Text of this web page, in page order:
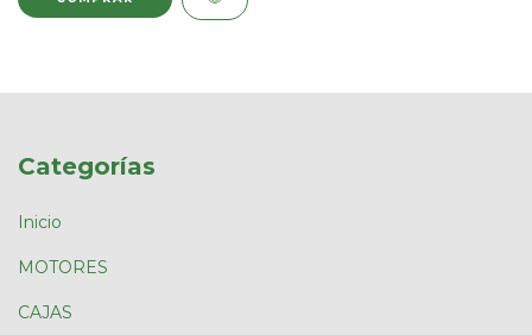
Categorías
Inicio
MOTORES
CAJAS